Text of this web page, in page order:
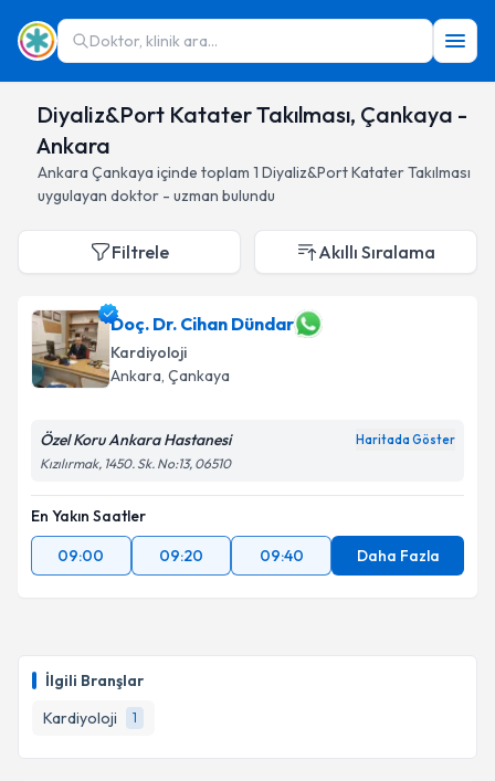
Doktor, klinik ara...
Diyaliz&Port Katater Takılması, Çankaya -
Ankara
Ankara Çankaya içinde toplam 1 Diyaliz&Port Katater Takılması
uygulayan doktor - uzman bulundu
İlgili Branşlar
Kardiyoloji
1
Filtrele Akıllı Sıralama
Doç. Dr. Cihan Dündar
Kardiyoloji
Ankara, Çankaya
Özel Koru Ankara Hastanesi Haritada Göster
Kızılırmak, 1450. Sk. No:13, 06510
En Yakın Saatler
09:00
09:20 09:40 Daha Fazla